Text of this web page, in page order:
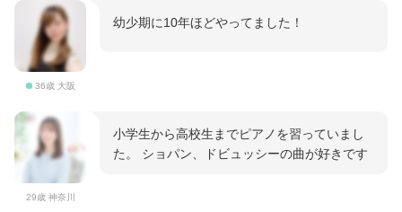
36歳 大阪
幼少期に10年ほどやってました！
29歳 神奈川
小学生から高校生までピアノを習っていまし
た。 ショパン、ドビュッシーの曲が好きです